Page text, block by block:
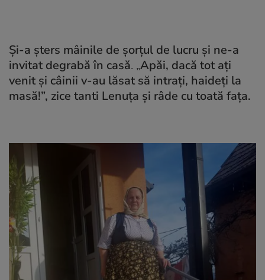
Și-a șters mâinile de șorțul de lucru și ne-a
invitat degrabă în casă. „Apăi, dacă tot ați
venit și câinii v-au lăsat să intrați, haideți la
masă!”, zice tanti Lenuța și râde cu toată fața.